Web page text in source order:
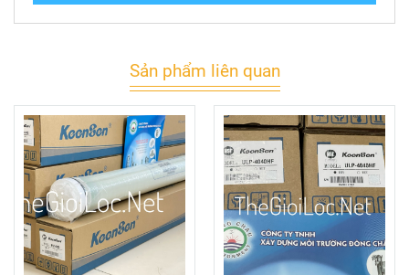
Sản phẩm liên quan